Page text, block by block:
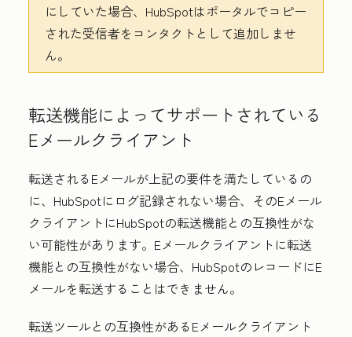
にしていた場合、HubSpotはポータルでコピー
された受信者をコンタクトとして追加しませ
ん。
転送機能によってサポートされている
Eメールクライアント
転送されるEメールが上記の要件を満たしているの
に、HubSpotにログ記録されない場合、そのEメール
クライアントにHubSpotの転送機能との互換性がな
い可能性があります。Eメールクライアントに転送
機能との互換性がない場合、HubSpotのレコードにE
メールを転送することはできません。
転送ツールとの互換性があるEメールクライアント